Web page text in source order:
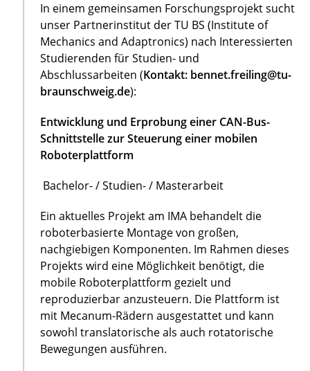
In einem gemeinsamen Forschungsprojekt sucht
unser Partnerinstitut der TU BS (Institute of
Mechanics and Adaptronics) nach Interessierten
Studierenden für Studien- und
Abschlussarbeiten (Kontakt: bennet.freiling@tu-
braunschweig.de):
Entwicklung und Erprobung einer CAN-Bus-
Schnittstelle zur Steuerung einer mobilen
Roboterplattform
Bachelor- / Studien- / Masterarbeit
Ein aktuelles Projekt am IMA behandelt die
roboterbasierte Montage von großen,
nachgiebigen Komponenten. Im Rahmen dieses
Projekts wird eine Möglichkeit benötigt, die
mobile Roboterplattform gezielt und
reproduzierbar anzusteuern. Die Plattform ist
mit Mecanum-Rädern ausgestattet und kann
sowohl translatorische als auch rotatorische
Bewegungen ausführen.